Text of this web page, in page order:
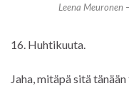
Leena Meuronen
16. Huhtikuuta.
Jaha, mitäpä sitä